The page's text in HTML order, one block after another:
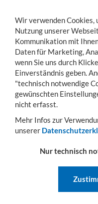
Toggle
navigation
MENÜ
Sie sind hier: Betriebseinrichtung
Wir verwenden Cookies,
Nutzung unserer
Kommunikation mit
Daten für Marketing,
wenn Sie uns durch
Einverständnis geben.
"technisch notwendige
gewünschten
nicht erfasst.
Mehr Infos zur
unserer
Nur technisch